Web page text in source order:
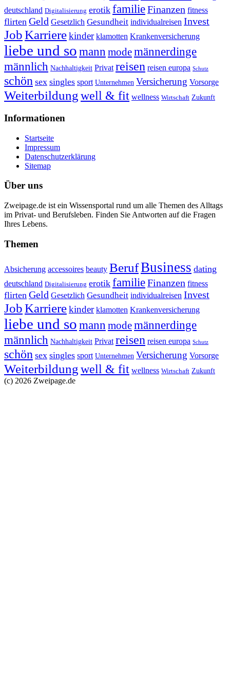
deutschland Digitalisierung erotik familieFinanzen fitness
flirten Geld Gesetzlich Gesundheit individualreisen Invest
JobKarrierekinder klamotten Krankenversicherung
liebe und somann modemännerdinge
männlich Nachhaltigkeit Privat reisen reisen europa Schutz
schön sex singles sport Unternehmen Versicherung Vorsorge
Weiterbildungwell & fit wellness Wirtschaft Zukunft
Informationen
Startseite
Impressum
Datenschutzerklärung
Sitemap
Über uns
Zweipage.de ist ein Wissensportal rund um alle Themen des Alltags
im Privat- und Berufsleben. Finden Sie Antworten auf die Fragen
Ihres Lebens.
Themen
Absicherung accessoires beauty BerufBusiness dating
deutschland Digitalisierung erotik familieFinanzen fitness
flirten Geld Gesetzlich Gesundheit individualreisen Invest
JobKarrierekinder klamotten Krankenversicherung
liebe und somann modemännerdinge
männlich Nachhaltigkeit Privat reisen reisen europa Schutz
schön sex singles sport Unternehmen Versicherung Vorsorge
Weiterbildungwell & fit wellness Wirtschaft Zukunft
(c) 2026 Zweipage.de